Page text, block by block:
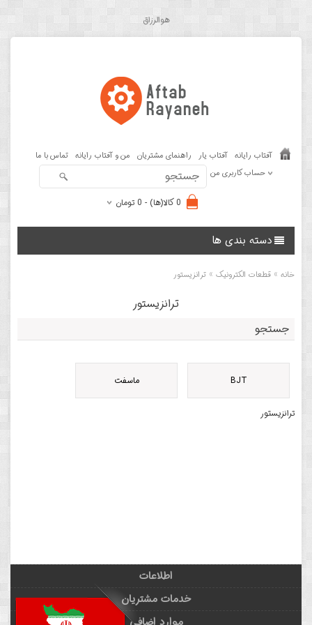
هوالرزاق
آفتاب رایانه آفتاب یار راهنمای مشتریان من و آفتاب رایانه تماس با ما
حساب کاربری من
0 کالا(ها) - 0 تومان
دسته بندی ها
خانه » قطعات الکترونیک » ترانزیستور
ترانزیستور
جستجو
BJT ماسفت
ترانزیستور
اطلاعات
خدمات مشتریان